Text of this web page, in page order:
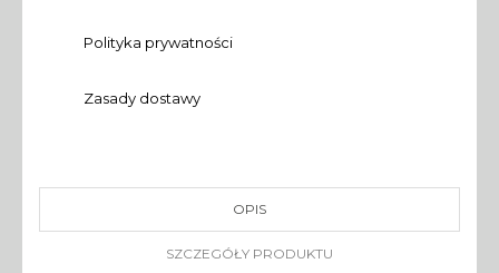
Polityka prywatności
Zasady dostawy
OPIS
SZCZEGÓŁY PRODUKTU